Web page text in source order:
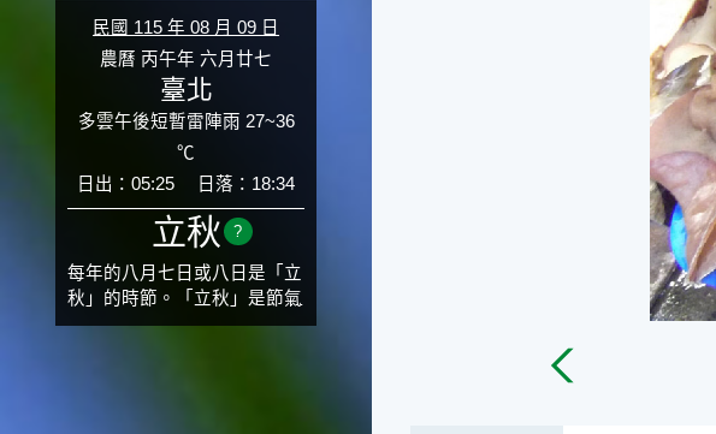
民國 115 年 08 月 09 日
農曆 丙午年 六月廿七
臺北
多雲午後短暫雷陣雨 27~36
℃
日出：05:25
日落：18:34
立秋 ?
每年的八月七日或八日是「立
秋」的時節。「立秋」是節氣
邁入秋涼的先聲，表示酷熱難